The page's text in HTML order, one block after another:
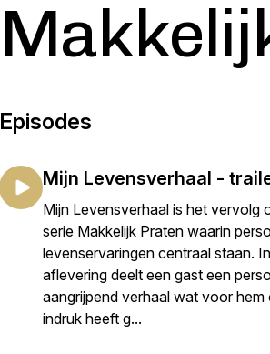
Episodes
Mijn Levensverhaal -
Mijn Levensverhaal is het vervolg
serie Makkelijk Praten waarin
levenservaringen centraal staan.
aflevering deelt een gast een
aangrijpend verhaal wat voor hem
indruk heeft g...